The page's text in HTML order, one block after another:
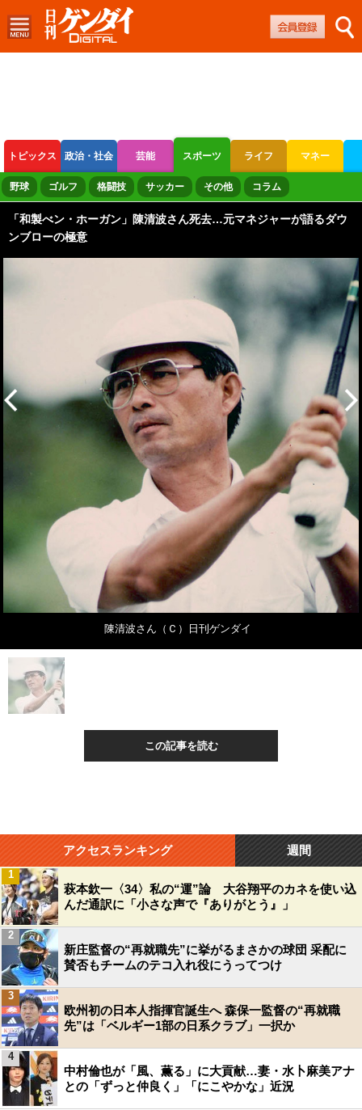
トピックス 政治・社会 芸能 スポーツ ライフ マネー
ボートレース 競輪 オートレース
野球 ゴルフ 格闘技 サッカー その他 コラム
「和製べン・ホーガン」陳清波さん死去…元マネジャーが語るダウ
ンブローの極意
陳清波さん（Ｃ）日刊ゲンダイ
この記事を読む
アクセスランキング 週間
萩本欽一〈34〉私の“運”論 大谷翔平のカネを使い込
んだ通訳に「小さな声で『ありがとう』」
1
新庄監督の“再就職先”に挙がるまさかの球団 采配に
賛否もチームのテコ入れ役にうってつけ
2
欧州初の日本人指揮官誕生へ 森保一監督の“再就職
先”は「ベルギー1部の日系クラブ」一択か
3
中村倫也が「風、薫る」に大貢献…妻・水卜麻美アナ
との「ずっと仲良く」「にこやかな」近況
4